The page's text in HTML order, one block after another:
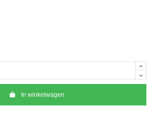
In winkelwagen